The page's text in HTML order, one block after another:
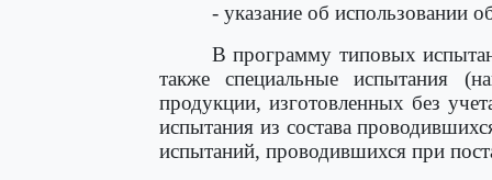
- указание об использовании
В программу типовых
также специальные испытания
продукции, изготовленных без
испытания из состава
испытаний, проводившихся при